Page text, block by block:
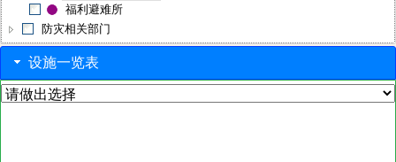
福利避难所
防灾相关部⻔
设施一览表